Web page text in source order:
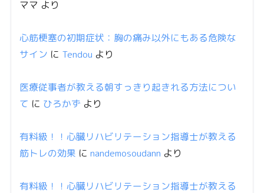
ママ より
心筋梗塞の初期症状：胸の痛み以外にもある危険な
サイン に Tendou より
医療従事者が教える朝すっきり起きれる方法につい
て に ひろかず より
有料級！！心臓リハビリテーション指導士が教える
筋トレの効果 に nandemosoudann より
有料級！！心臓リハビリテーション指導士が教える